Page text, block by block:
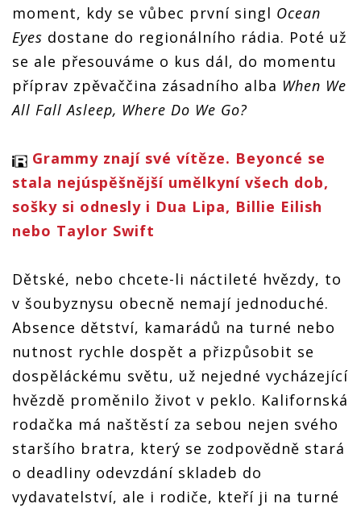
moment, kdy se vůbec první singl Ocean
Eyes dostane do regionálního rádia. Poté už
se ale přesouváme o kus dál, do momentu
příprav zpěvaččina zásadního alba When We
All Fall Asleep, Where Do We Go?
Grammy znají své vítěze. Beyoncé se
stala nejúspěšnější umělkyní všech dob,
sošky si odnesly i Dua Lipa, Billie Eilish
nebo Taylor Swift
Dětské, nebo chcete-li náctileté hvězdy, to
v šoubyznysu obecně nemají jednoduché.
Absence dětství, kamarádů na turné nebo
nutnost rychle dospět a přizpůsobit se
dospěláckému světu, už nejedné vycházející
hvězdě proměnilo život v peklo. Kalifornská
rodačka má naštěstí za sebou nejen svého
staršího bratra, který se zodpovědně stará
o deadliny odevzdání skladeb do
vydavatelství, ale i rodiče, kteří ji na turné